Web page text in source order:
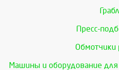
Пресс-
Обмотчики
Машины и оборудование для